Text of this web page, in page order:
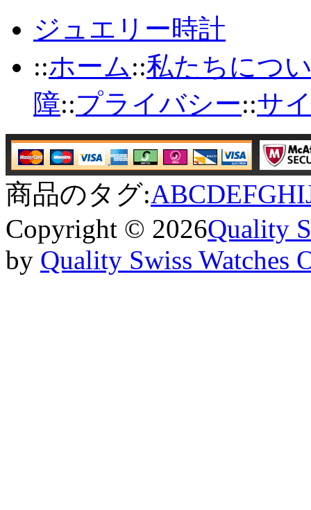
ジュエリー時計
::ホーム::私たちにつ
障::プライバシー::サ
商品のタグ:ABCDEFGHI
Copyright © 2026Quality
by Quality Swiss Watches